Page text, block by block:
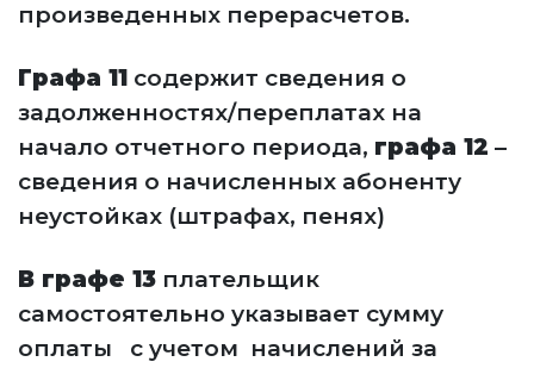
произведенных перерасчетов.
Графа 11 содержит сведения о
задолженностях/переплатах на
начало отчетного периода, графа 12 –
сведения о начисленных абоненту
неустойках (штрафах, пенях)
В графе 13 плательщик
самостоятельно указывает сумму
оплаты с учетом начислений за